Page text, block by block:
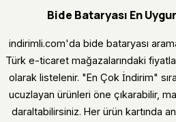
Bide Bataryası En
indirimli.com'da bide bataryası
Türk e-ticaret mağazalarındaki
olarak listelenir. "En Çok İndirim"
ucuzlayan ürünleri öne çıkarabilir,
daraltabilirsiniz. Her ürün kartında